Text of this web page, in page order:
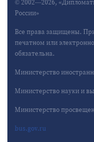
© 2002—2026,
России»
Все права защищены.
печатном или
обязательна.
Министерство
Министерство науки и
Министерство
bus.gov.ru